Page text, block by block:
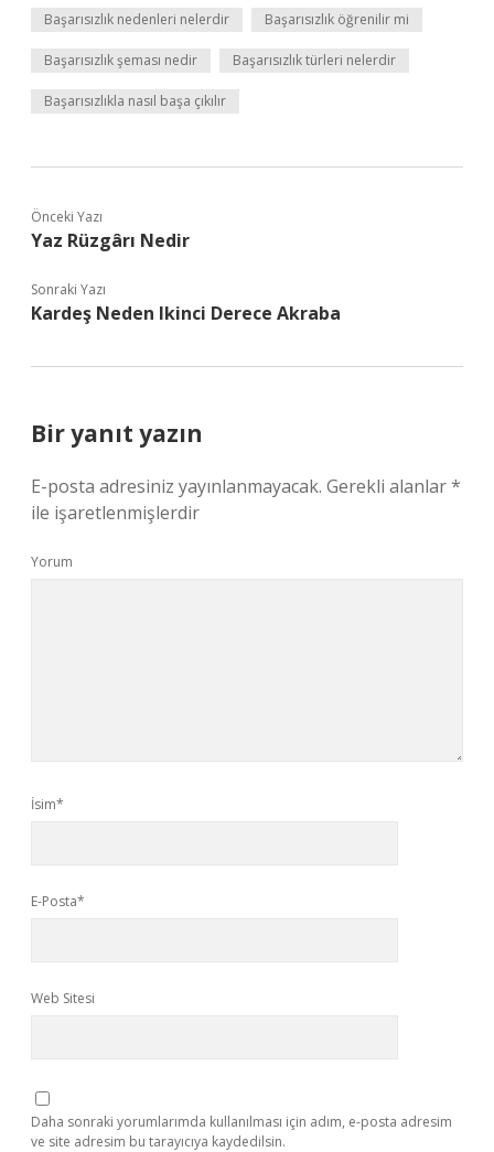
Başarısızlık nedenleri nelerdir Başarısızlık öğrenilir mi
Başarısızlık şeması nedir Başarısızlık türleri nelerdir
Başarısızlıkla nasıl başa çıkılır
Önceki Yazı
Yaz Rüzgârı Nedir
Sonraki Yazı
Kardeş Neden Ikinci Derece Akraba
Bir yanıt yazın
E-posta adresiniz yayınlanmayacak. Gerekli alanlar*
ile işaretlenmişlerdir
Yorum
İsim*
E-Posta*
Web Sitesi
Daha sonraki yorumlarımda kullanılması için adım, e-posta adresim
ve site adresim bu tarayıcıya kaydedilsin.